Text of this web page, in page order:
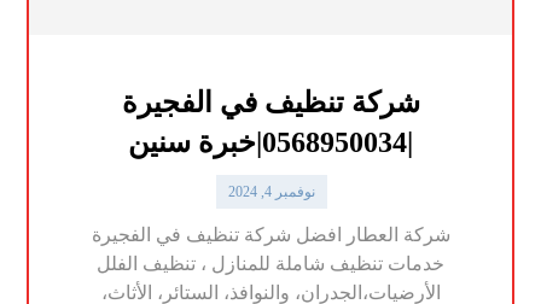
شركة تنظيف في الفجيرة
|0568950034|خبرة سنين
نوفمبر 4, 2024
شركة العطار افضل شركة تنظيف في الفجيرة
خدمات تنظيف شاملة للمنازل ، تنظيف الفلل
الأرضيات،الجدران، والنوافذ، الستائر، الأثاث،